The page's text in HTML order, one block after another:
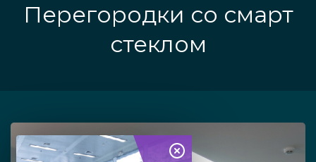
Перегородки со смарт
стеклом